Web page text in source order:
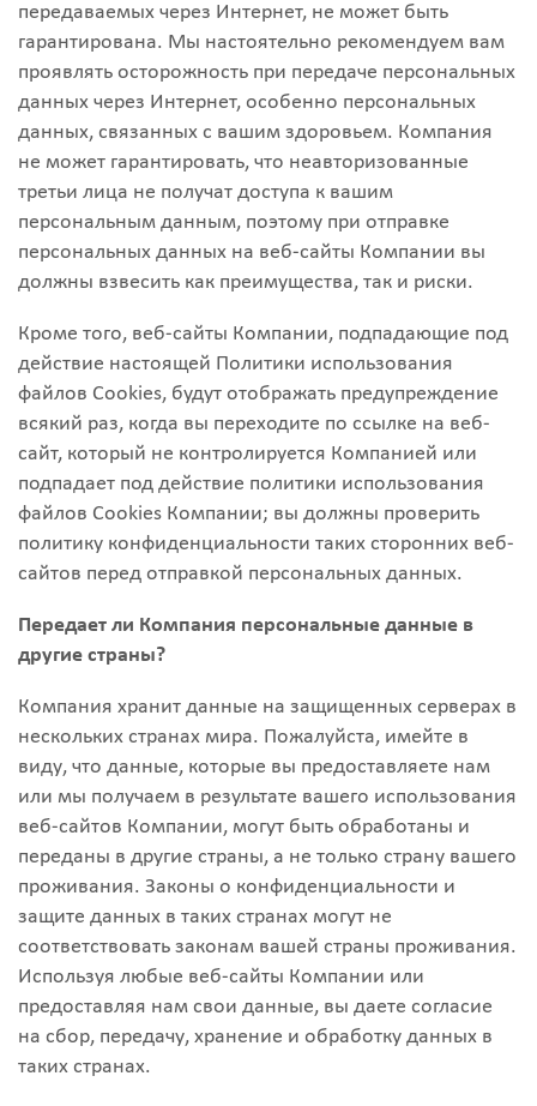
передаваемых через Интернет, не может быть
гарантирована. Мы настоятельно рекомендуем вам
проявлять осторожность при передаче персональных
данных через Интернет, особенно персональных
данных, связанных с вашим здоровьем. Компания
не может гарантировать, что неавторизованные
третьи лица не получат доступа к вашим
персональным данным, поэтому при отправке
персональных данных на веб-сайты Компании вы
должны взвесить как преимущества, так и риски.
Кроме того, веб-сайты Компании, подпадающие под
действие настоящей Политики использования
файлов Cookies, будут отображать предупреждение
всякий раз, когда вы переходите по ссылке на веб-
сайт, который не контролируется Компанией или
подпадает под действие политики использования
файлов Cookies Компании; вы должны проверить
политику конфиденциальности таких сторонних веб-
сайтов перед отправкой персональных данных.
Передает ли Компания персональные данные в
другие страны?
Компания хранит данные на защищенных серверах в
нескольких странах мира. Пожалуйста, имейте в
виду, что данные, которые вы предоставляете нам
или мы получаем в результате вашего использования
веб-сайтов Компании, могут быть обработаны и
переданы в другие страны, а не только страну вашего
проживания. Законы о конфиденциальности и
защите данных в таких странах могут не
соответствовать законам вашей страны проживания.
Используя любые веб-сайты Компании или
предоставляя нам свои данные, вы даете согласие
на сбор, передачу, хранение и обработку данных в
таких странах.